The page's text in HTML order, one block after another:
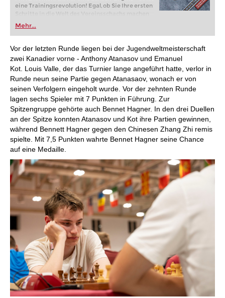
eine Trainingsrevolution! Egal, ob Sie Ihre ersten
Schritte in die Welt des Vereinsschachs machen
oder bereits auf Turnierniveau spielen: Mit
FRITZ trainieren Sie effizienter, intelligenter und
individueller als je zuvor.
Mehr...
Vor der letzten Runde liegen bei der Jugendweltmeisterschaft
zwei Kanadier vorne - Anthony Atanasov und Emanuel
Kot. Louis Valle, der das Turnier lange angeführt hatte, verlor in
Runde neun seine Partie gegen Atanasaov, wonach er von
seinen Verfolgern eingeholt wurde. Vor der zehnten Runde
lagen sechs Spieler mit 7 Punkten in Führung. Zur
Spitzengruppe gehörte auch Bennet Hagner. In den drei Duellen
an der Spitze konnten Atanasov und Kot ihre Partien gewinnen,
während Bennett Hagner gegen den Chinesen Zhang Zhi remis
spielte. Mit 7,5 Punkten wahrte Bennet Hagner seine Chance
auf eine Medaille.